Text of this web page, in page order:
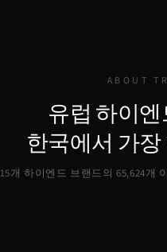
ABOUT
유럽 하이
한국에서 가
개 하이엔드 브랜드의65,624개